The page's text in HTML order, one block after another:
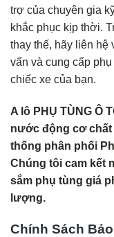
trợ của chuyên gia
khắc phục kịp thời.
thay thế, hãy liên
vấn và cung cấp
chiếc xe của bạn.
A lô PHỤ TÙNG Ô
nước động cơ chất
thống phân phối
Chúng tôi cam kết
sắm phụ tùng giá
lượng.
Chính Sách